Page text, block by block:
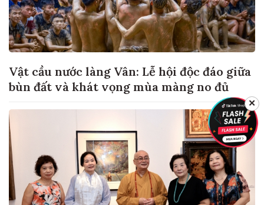
Vật cầu nước làng Vân: Lễ hội độc đáo giữa
bùn đất và khát vọng mùa màng no đủ
✕